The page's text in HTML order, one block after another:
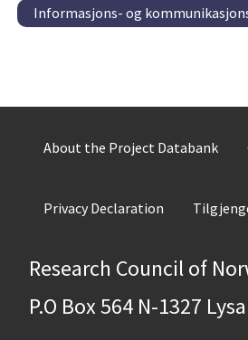
Informasjons- og
About the Project Databank
Privacy Declaration
Research Council of
P.O Box 564 N-1327